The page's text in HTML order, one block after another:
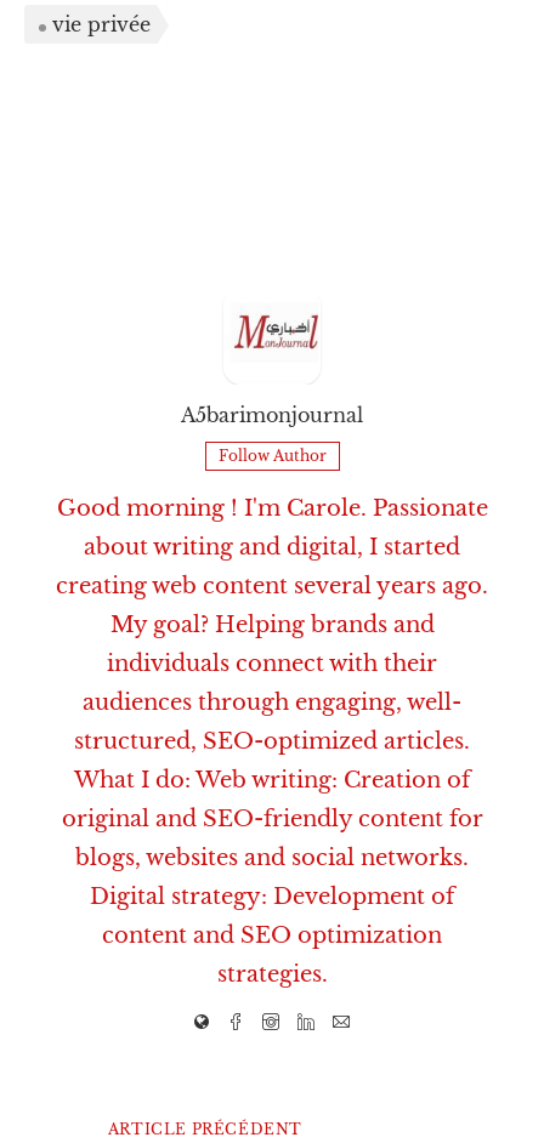
vie privée
A5barimonjournal
Follow Author
Good morning ! I'm Carole. Passionate
about writing and digital, I started
creating web content several years ago.
My goal? Helping brands and
individuals connect with their
audiences through engaging, well-
structured, SEO-optimized articles.
What I do: Web writing: Creation of
original and SEO-friendly content for
blogs, websites and social networks.
Digital strategy: Development of
content and SEO optimization
strategies.
ARTICLE PRÉCÉDENT